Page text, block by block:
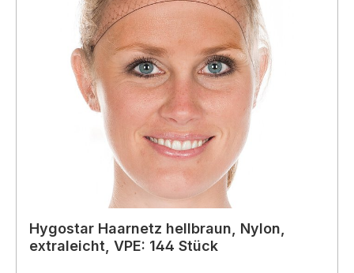
Hygostar Haarnetz hellbraun, Nylon,
extraleicht, VPE: 144 Stück